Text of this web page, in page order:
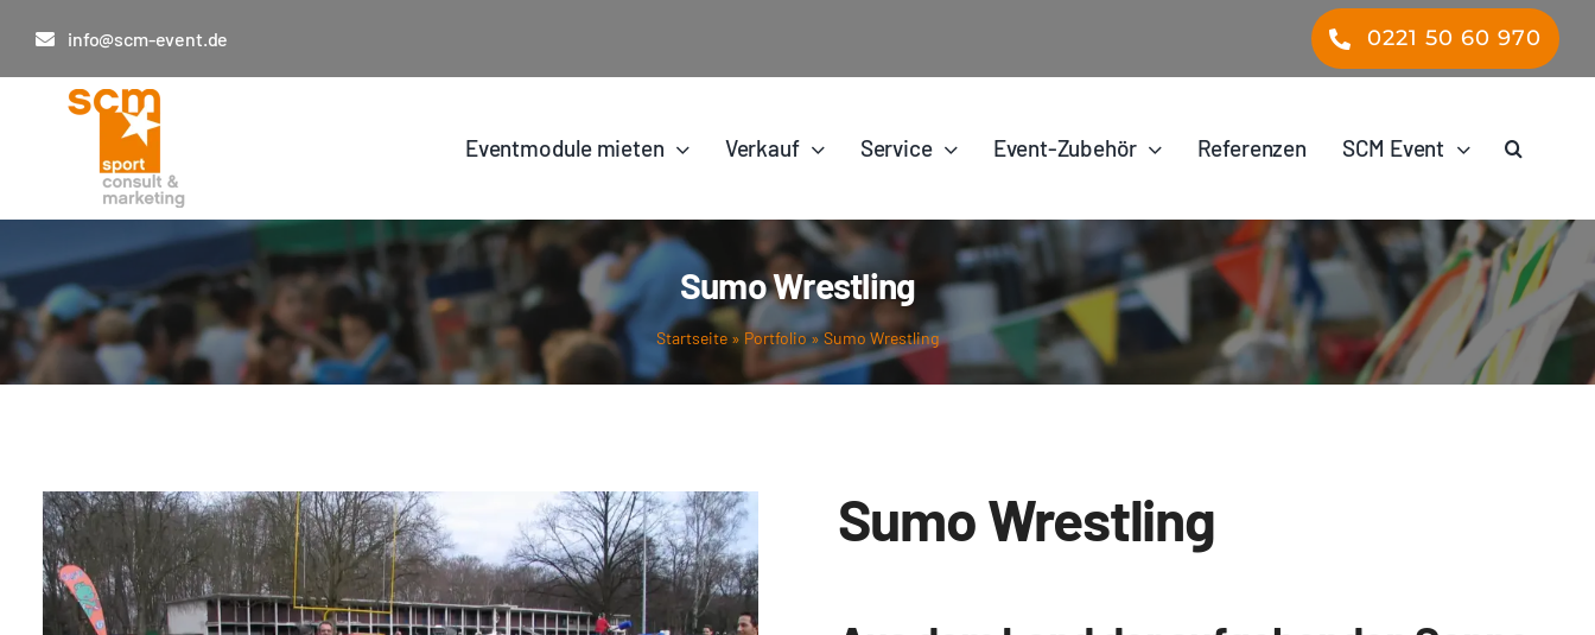
Inhalt
springen
info@scm-event.de 0221 50 60 970
Eventmodule mieten Verkauf Service Event-Zubehör Referenzen SCM Event
Sumo Wrestling
Startseite» Portfolio» Sumo Wrestling
Sumo Wrestling